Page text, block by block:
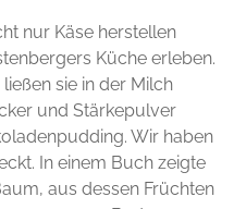
nur Käse herstellen
Küche erleben.
sie in der Milch
und Stärkepulver
Wir haben
In einem Buch zeigte
aus dessen Früchten